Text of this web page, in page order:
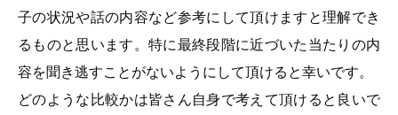
子の状況や話の内容など参考にして頂けますと理解でき
るものと思います。特に最終段階に近づいた当たりの内
容を聞き逃すことがないようにして頂けると幸いです。
どのような比較かは皆さん自身で考えて頂けると良いで